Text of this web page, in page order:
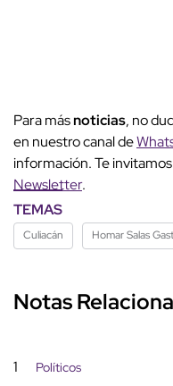
Para másnoticias, no
en nuestro canal de
información. Te
Newsletter.
TEMAS
Culiacán Homar Salas
Notas
1 Políticos